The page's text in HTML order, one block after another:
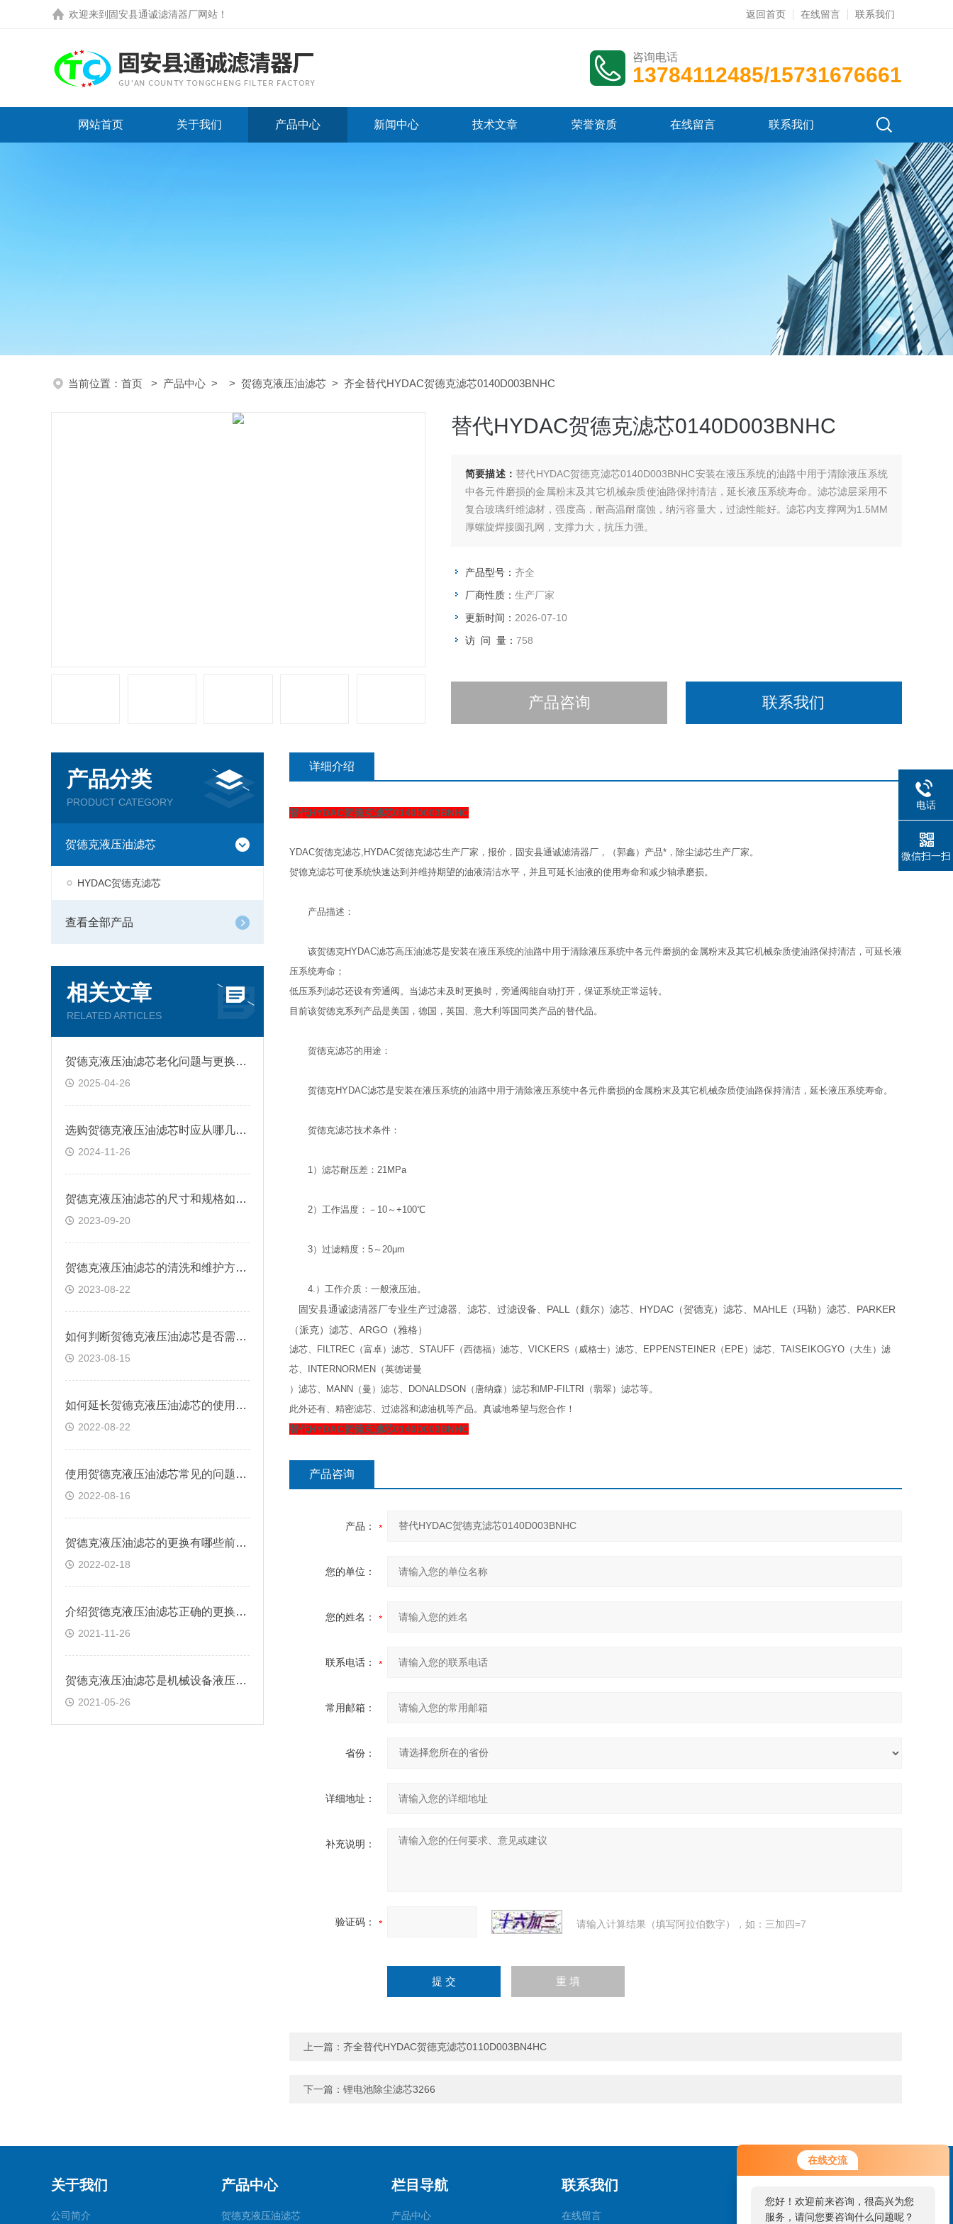
在线交流
您好！欢迎前来咨询，很高兴为您
服务，请问您要咨询什么问题呢？
欢迎来到 固安县通诚滤清器厂网站 ！ 返回首页 在线留言 联系我们
咨询电话
13784112485/15731676661
网站首页 关于我们 产品中心 新闻中心 技术文章 荣誉资质 在线留言 联系我们
当前位置： 首页 > 产品中心 > > 贺德克液压油滤芯 > 齐全替代HYDAC贺德克滤芯0140D003BNHC
替代HYDAC贺德克滤芯0140D003BNHC
简要描述： 替代HYDAC贺德克滤芯0140D003BNHC安装在液压系统的油路中用于清除液压系统
中各元件磨损的金属粉末及其它机械杂质使油路保持清洁，延长液压系统寿命。滤芯滤层采用不
复合玻璃纤维滤材，强度高，耐高温耐腐蚀，纳污容量大，过滤性能好。滤芯内支撑网为1.5MM
厚螺旋焊接圆孔网，支撑力大，抗压力强。
产品型号： 齐全
厂商性质： 生产厂家
更新时间： 2026-07-10
访 问 量： 758
产品咨询 联系我们
产品分类
PRODUCT CATEGORY
贺德克液压油滤芯
HYDAC贺德克滤芯
查看全部产品
相关文章
RELATED ARTICLES
贺德克液压油滤芯老化问题与更换策略
2025-04-26
选购贺德克液压油滤芯时应从哪几方面考虑？
2024-11-26
贺德克液压油滤芯的尺寸和规格如何选择？
2023-09-20
贺德克液压油滤芯的清洗和维护方法有哪些？
2023-08-22
如何判断贺德克液压油滤芯是否需要更换？
2023-08-15
如何延长贺德克液压油滤芯的使用寿命
2022-08-22
使用贺德克液压油滤芯常见的问题有哪些？
2022-08-16
贺德克液压油滤芯的更换有哪些前提条件
2022-02-18
介绍贺德克液压油滤芯正确的更换方法
2021-11-26
贺德克液压油滤芯是机械设备液压系统中重要部件
2021-05-26
详细介绍
替代HYDAC贺德克滤芯0140D003BNHC
YDAC贺德克滤芯,HYDAC贺德克滤芯生产厂家，报价，固安县通诚滤清器厂，（郭鑫）产品*，除尘滤芯生产厂家。
贺德克滤芯可使系统快速达到并维持期望的油液清洁水平，并且可延长油液的使用寿命和减少轴承磨损。
产品描述：
该贺德克HYDAC滤芯高压油滤芯是安装在液压系统的油路中用于清除液压系统中各元件磨损的金属粉末及其它机械杂质使油路保持清洁，可延长液
压系统寿命；
低压系列滤芯还设有旁通阀。当滤芯未及时更换时，旁通阀能自动打开，保证系统正常运转。
目前该贺德克系列产品是美国，德国，英国、意大利等国同类产品的替代品。
贺德克滤芯的用途：
贺德克HYDAC滤芯是安装在液压系统的油路中用于清除液压系统中各元件磨损的金属粉末及其它机械杂质使油路保持清洁，延长液压系统寿命。
贺德克滤芯技术条件：
1）滤芯耐压差：21MPa
2）工作温度：－10～+100℃
3）过滤精度：5～20μm
4.）工作介质：一般液压油。
固安县通诚滤清器厂专业生产过滤器、滤芯、过滤设备、PALL（颇尔）滤芯、HYDAC（贺德克）滤芯、MAHLE（玛勒）滤芯、PARKER
（派克）滤芯、ARGO（雅格）
滤芯、FILTREC（富卓）滤芯、STAUFF（西德福）滤芯、VICKERS（威格士）滤芯、EPPENSTEINER（EPE）滤芯、TAISEIKOGYO（大生）滤
芯、INTERNORMEN（英德诺曼
）滤芯、MANN（曼）滤芯、DONALDSON（唐纳森）滤芯和MP-FILTRI（翡翠）滤芯等。
此外还有、精密滤芯、过滤器和滤油机等产品。真诚地希望与您合作！
替代HYDAC贺德克滤芯0140D003BNHC
产品咨询
产品：
您的单位：
您的姓名：
联系电话：
常用邮箱：
省份：
详细地址：
补充说明：
验证码： 请输入计算结果（填写阿拉伯数字），如：三加四=7
上一篇： 齐全替代HYDAC贺德克滤芯0110D003BN4HC
下一篇： 锂电池除尘滤芯3266
关于我们
公司简介
产品中心
贺德克液压油滤芯
栏目导航
产品中心
联系我们
在线留言
电话
微信扫一扫